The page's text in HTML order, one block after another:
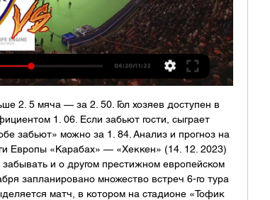
2. 5 мяча — за 2. 50. Гол хозяев доступен в
1. 06. Если забьют гости, сыграет
забьют» можно за 1. 84. Анализ и прогноз на
Европы «Карабах» — «Хеккен» (14. 12. 2023)
и о другом престижном европейском
запланировано множество встреч 6-го тура
матч, в котором на стадионе «Тофик